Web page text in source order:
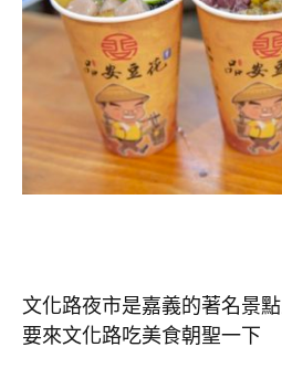
文化路夜市是嘉義的著名景
要來文化路吃美食朝聖一下